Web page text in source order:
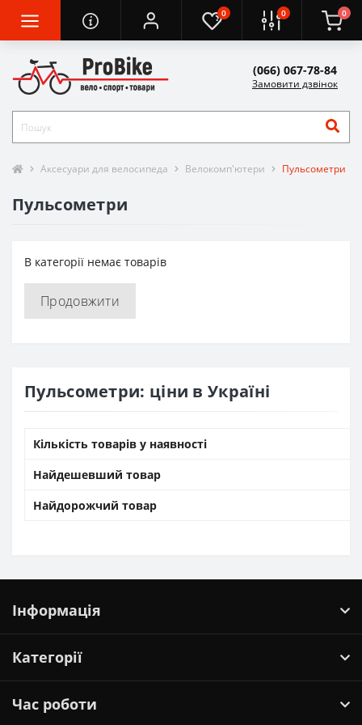
0 0 0
(066) 067-78-84
Замовити дзвінок
Аксесуари для велосипеда Велокомп'ютери Пульсометри
Пульсометри
В категорії немає товарів
Продовжити
Пульсометри: ціни в Україні
Кількість товарів у наявності
Найдешевший товар
Найдорожчий товар
Інформація
Категорії
Час роботи